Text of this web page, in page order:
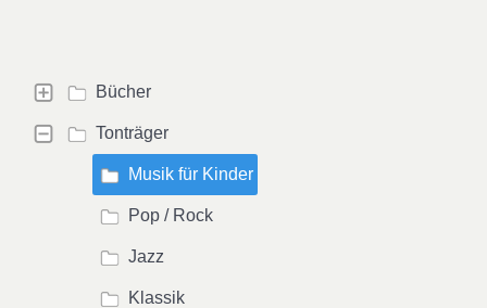
Bücher
Tonträger
Musik für Kinder
Pop / Rock
Jazz
Klassik